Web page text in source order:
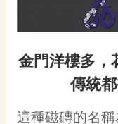
金門洋樓多，
傳統
這種磁磚的名